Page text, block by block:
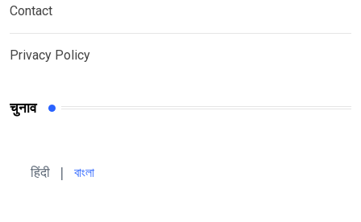
Contact
Privacy Policy
चुनाव
हिंदी | বাংলা